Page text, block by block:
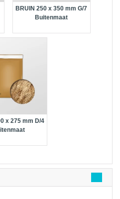
BRUIN 250 x 350 mm G/7
Buitenmaat
x 275 mm D/4